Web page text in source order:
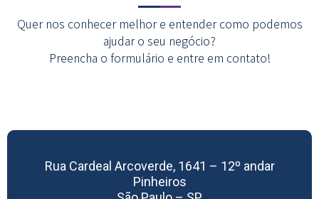
Quer nos conhecer melhor e entender como podemos
ajudar o seu negócio?
Preencha o formulário e entre em contato!
Rua Cardeal Arcoverde, 1641 – 12º andar
Pinheiros